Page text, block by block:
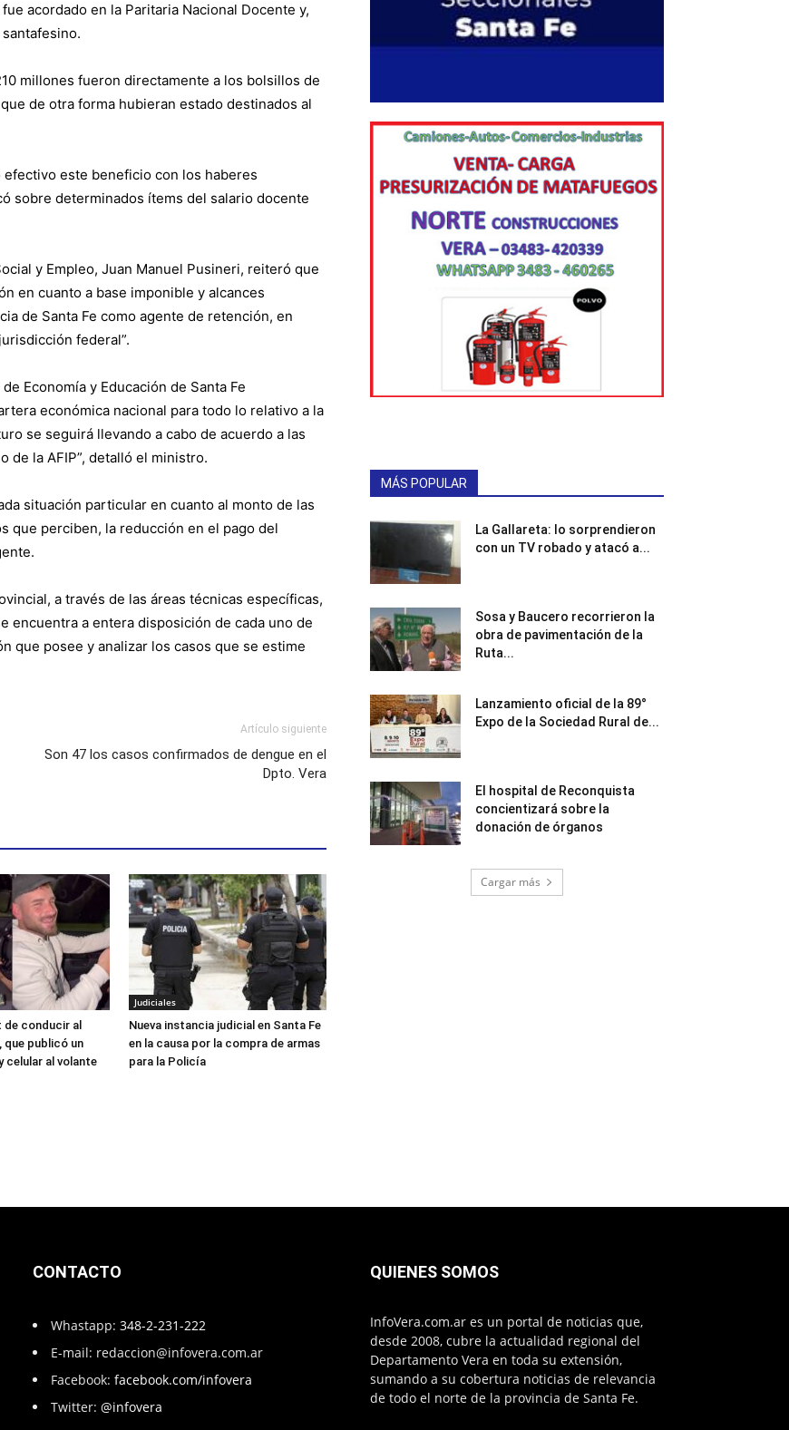
acordado en la Paritaria Nacional Docente y,
millones fueron directamente a los bolsillos de
de otra forma hubieran estado destinados al
este beneficio con los haberes
sobre determinados ítems del salario docente
y Empleo, Juan Manuel Pusineri, reiteró que
en cuanto a base imponible y alcances
de Santa Fe como agente de retención, en
federal”.
Economía y Educación de Santa Fe
económica nacional para todo lo relativo a la
se seguirá llevando a cabo de acuerdo a las
de la AFIP”, detalló el ministro.
situación particular en cuanto al monto de las
que perciben, la reducción en el pago del
a través de las áreas técnicas específicas,
encuentra a entera disposición de cada uno de
que posee y analizar los casos que se estime
Artículo siguiente
Son 47 los casos confirmados de dengue en el
Dpto. Vera
de conducir al
que publicó un
celular al volante
Judiciales
Nueva instancia judicial en Santa Fe
en la causa por la compra de armas
para la Policía
MÁS POPULAR
La Gallareta: lo sorprendieron
con un TV robado y atacó a...
Sosa y Baucero recorrieron la
obra de pavimentación de la
Ruta...
Lanzamiento oficial de la 89°
Expo de la Sociedad Rural de...
El hospital de Reconquista
concientizará sobre la
donación de órganos
Cargar más
CONTACTO
Whastapp: 348-2-231-222
E-mail: redaccion@infovera.com.ar
Facebook: facebook.com/infovera
Twitter: @infovera
QUIENES SOMOS
InfoVera.com.ar es un portal de noticias que,
desde 2008, cubre la actualidad regional del
Departamento Vera en toda su extensión,
sumando a su cobertura noticias de relevancia
de todo el norte de la provincia de Santa Fe.